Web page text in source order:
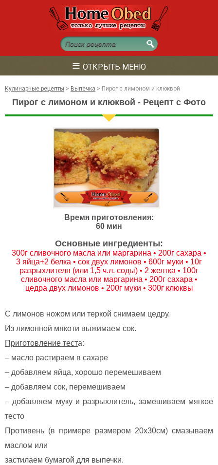
≡ ОТКРЫТЬ МЕНЮ
Кулинарные рецепты > Выпечка > Пирог с лимоном и клюквой
Пирог с лимоном и клюквой - Рецепт с Фото
Время приготовления:
60 мин
Основные ингредиенты:
300г сливочного масла или маргарина • 200г сахара •
3 яйца+2 белка • сок двух лимонов • 600г муки • 10г
разрыхлителя (или 1,5 ч.л. соды) • 2 желтка • 100г
сливочного масла или маргарина • 200г сахара •
цедра двух лимонов • 200г муки • 300г клюквы
С лимонов ножом или теркой снимаем цедру.
Из лимонной мякоти выжимаем сок.
Приготовление теста:
– масло растираем в сахаре
– добавляем яйца, хорошо перемешиваем
– добавляем сок, перемешиваем
– добавляем муку и разрыхлитель, замешиваем мягкое
тесто
Противень (в примере размером 20х30см) смазываем
маслом или
застилаем бумагой для выпечки.